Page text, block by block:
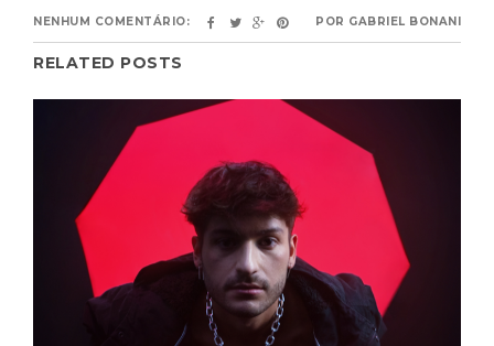
NENHUM COMENTÁRIO: POR GABRIEL BONANI
RELATED POSTS